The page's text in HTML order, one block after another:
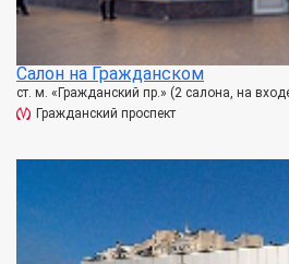
Салон на Гражданском
ст. м. «Гражданский пр.» (2 салона, на
Гражданский проспект